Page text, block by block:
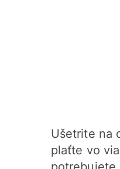
Ušetrite na
plaťte vo